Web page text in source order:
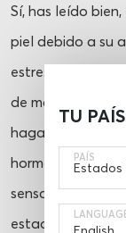
TU
PAÍS
Sí, has leído
piel debido a su
estresada, sigue
de masaje,
haga el resto.
hormonas de la
sensación de
estado de ánimo